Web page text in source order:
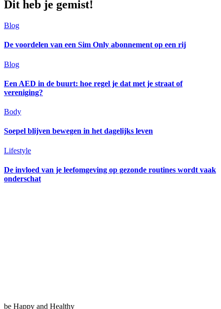
Dit heb je gemist!
Blog
De voordelen van een Sim Only abonnement op een rij
Blog
Een AED in de buurt: hoe regel je dat met je straat of
vereniging?
Body
Soepel blijven bewegen in het dagelijks leven
Lifestyle
De invloed van je leefomgeving op gezonde routines wordt vaak
onderschat
be Happy and Healthy